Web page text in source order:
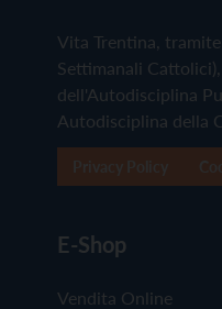
Vita Trentina,
Settimanali
dell'Autodisciplina
Autodisciplina della
E-Shop
Vendita Online